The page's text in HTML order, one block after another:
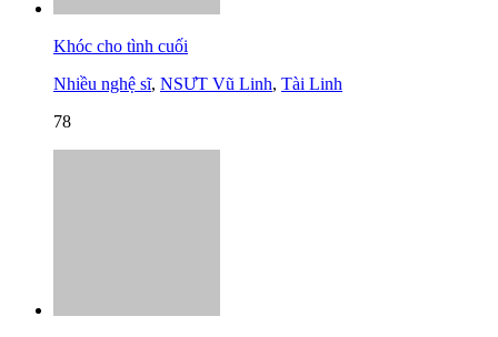
Khóc cho tình cuối
Nhiều nghệ sĩ, NSƯT Vũ Linh, Tài Linh
78